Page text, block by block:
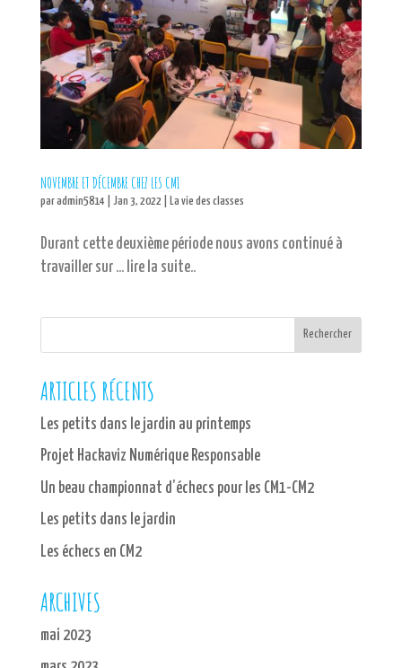
NOVEMBRE ET DÉCEMBRE CHEZ LES CM1
paradmin5814 Jan 3, 2022 La vie des classes
Durant cette deuxième période nous avons continué à
travailler sur … lire la suite..
ARTICLES RÉCENTS
Les petits dans le jardin au printemps
Projet Hackaviz Numérique Responsable
Un beau championnat d’échecs pour les CM1-CM2
Les petits dans le jardin
Les échecs en CM2
ARCHIVES
mai 2023